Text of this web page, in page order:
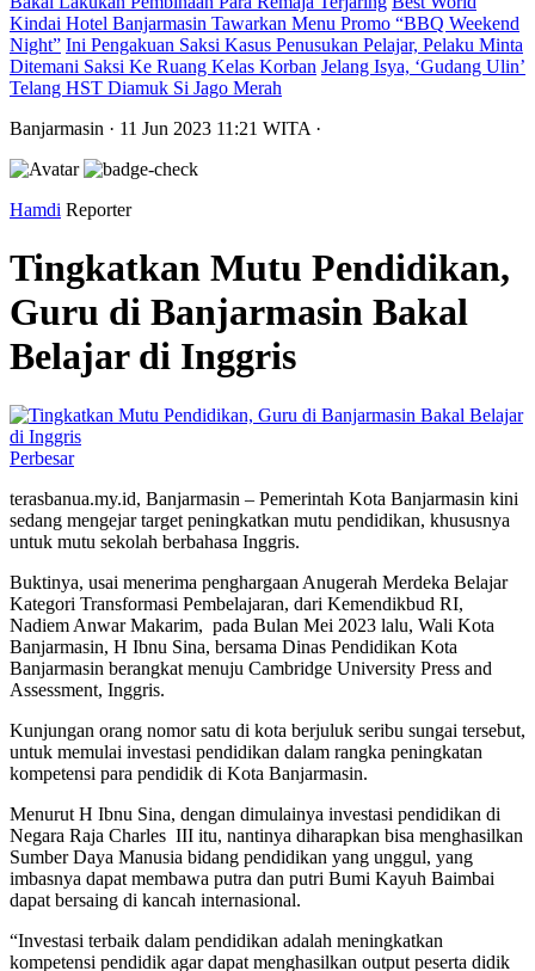
Kindai Hotel Banjarmasin Tawarkan Menu Promo “BBQ Weekend
Night” Ini Pengakuan Saksi Kasus Penusukan Pelajar, Pelaku Minta
Ditemani Saksi Ke Ruang Kelas Korban Jelang Isya, ‘Gudang Ulin’
Telang HST Diamuk Si Jago Merah
Banjarmasin · 11 Jun 2023 11:21 WITA ·
Hamdi Reporter
Tingkatkan Mutu Pendidikan,
Guru di Banjarmasin Bakal
Belajar di Inggris
Perbesar
terasbanua.my.id, Banjarmasin – Pemerintah Kota Banjarmasin kini
sedang mengejar target peningkatkan mutu pendidikan, khususnya
untuk mutu sekolah berbahasa Inggris.
Buktinya, usai menerima penghargaan Anugerah Merdeka Belajar
Kategori Transformasi Pembelajaran, dari Kemendikbud RI,
Nadiem Anwar Makarim, pada Bulan Mei 2023 lalu, Wali Kota
Banjarmasin, H Ibnu Sina, bersama Dinas Pendidikan Kota
Banjarmasin berangkat menuju Cambridge University Press and
Assessment, Inggris.
Kunjungan orang nomor satu di kota berjuluk seribu sungai tersebut,
untuk memulai investasi pendidikan dalam rangka peningkatan
kompetensi para pendidik di Kota Banjarmasin.
Menurut H Ibnu Sina, dengan dimulainya investasi pendidikan di
Negara Raja Charles III itu, nantinya diharapkan bisa menghasilkan
Sumber Daya Manusia bidang pendidikan yang unggul, yang
imbasnya dapat membawa putra dan putri Bumi Kayuh Baimbai
dapat bersaing di kancah internasional.
“Investasi terbaik dalam pendidikan adalah meningkatkan
kompetensi pendidik agar dapat menghasilkan output peserta didik